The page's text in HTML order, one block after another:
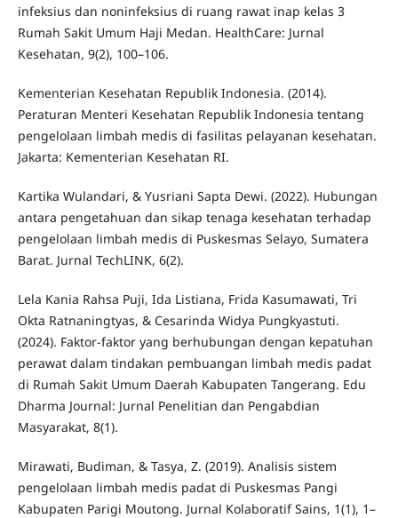
infeksius dan noninfeksius di ruang rawat inap kelas 3
Rumah Sakit Umum Haji Medan. HealthCare: Jurnal
Kesehatan, 9(2), 100–106.
Kementerian Kesehatan Republik Indonesia. (2014).
Peraturan Menteri Kesehatan Republik Indonesia tentang
pengelolaan limbah medis di fasilitas pelayanan kesehatan.
Jakarta: Kementerian Kesehatan RI.
Kartika Wulandari, & Yusriani Sapta Dewi. (2022). Hubungan
antara pengetahuan dan sikap tenaga kesehatan terhadap
pengelolaan limbah medis di Puskesmas Selayo, Sumatera
Barat. Jurnal TechLINK, 6(2).
Lela Kania Rahsa Puji, Ida Listiana, Frida Kasumawati, Tri
Okta Ratnaningtyas, & Cesarinda Widya Pungkyastuti.
(2024). Faktor-faktor yang berhubungan dengan kepatuhan
perawat dalam tindakan pembuangan limbah medis padat
di Rumah Sakit Umum Daerah Kabupaten Tangerang. Edu
Dharma Journal: Jurnal Penelitian dan Pengabdian
Masyarakat, 8(1).
Mirawati, Budiman, & Tasya, Z. (2019). Analisis sistem
pengelolaan limbah medis padat di Puskesmas Pangi
Kabupaten Parigi Moutong. Jurnal Kolaboratif Sains, 1(1), 1–